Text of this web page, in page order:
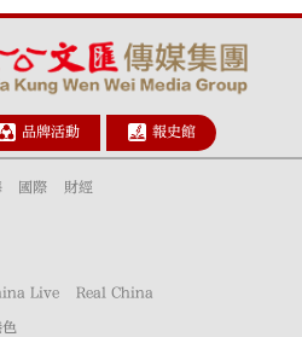
品牌活動 報史館
國際 財經
Live Real China